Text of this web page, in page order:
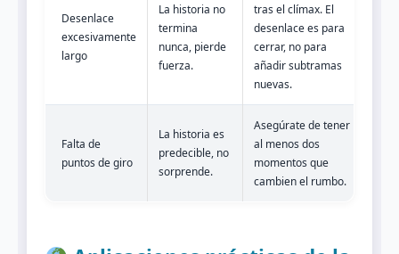
Desenlace
excesivamente
largo
La historia no
termina
nunca, pierde
fuerza.
tras el clímax. El
desenlace es para
cerrar, no para
añadir subtramas
nuevas.
Falta de
puntos de giro
La historia es
predecible, no
sorprende.
Asegúrate de tener
al menos dos
momentos que
cambien el rumbo.